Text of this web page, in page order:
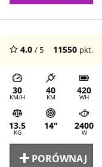
4.0 / 5 11550 pkt.
30
KM/H
40
KM
420
WH
13.5
KG
14" 2400
W
PORÓWNAJ